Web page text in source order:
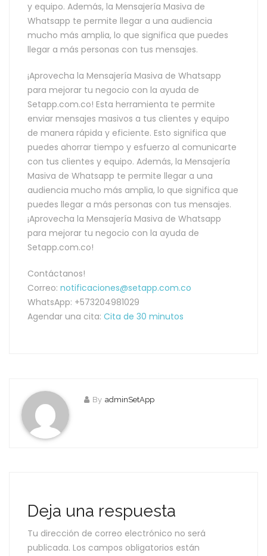
y equipo. Además, la Mensajería Masiva de
Whatsapp te permite llegar a una audiencia
mucho más amplia, lo que significa que puedes
llegar a más personas con tus mensajes.
¡Aprovecha la Mensajería Masiva de Whatsapp
para mejorar tu negocio con la ayuda de
Setapp.com.co! Esta herramienta te permite
enviar mensajes masivos a tus clientes y equipo
de manera rápida y eficiente. Esto significa que
puedes ahorrar tiempo y esfuerzo al comunicarte
con tus clientes y equipo. Además, la Mensajería
Masiva de Whatsapp te permite llegar a una
audiencia mucho más amplia, lo que significa que
puedes llegar a más personas con tus mensajes.
¡Aprovecha la Mensajería Masiva de Whatsapp
para mejorar tu negocio con la ayuda de
Setapp.com.co!
Contáctanos!
Correo: notificaciones@setapp.com.co
WhatsApp: +573204981029
Agendar una cita: Cita de 30 minutos
By adminSetApp
Deja una respuesta
Tu dirección de correo electrónico no será
publicada. Los campos obligatorios están